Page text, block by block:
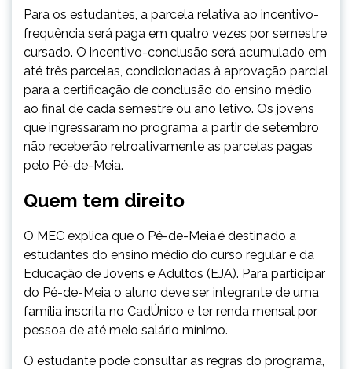
Para os estudantes, a parcela relativa ao incentivo-
frequência será paga em quatro vezes por semestre
cursado. O incentivo-conclusão será acumulado em
até três parcelas, condicionadas à aprovação parcial
para a certificação de conclusão do ensino médio
ao final de cada semestre ou ano letivo. Os jovens
que ingressaram no programa a partir de setembro
não receberão retroativamente as parcelas pagas
pelo Pé-de-Meia.
Quem tem direito
O MEC explica que o Pé-de-Meia é destinado a
estudantes do ensino médio do curso regular e da
Educação de Jovens e Adultos (EJA). Para participar
do Pé-de-Meia o aluno deve ser integrante de uma
família inscrita no CadÚnico e ter renda mensal por
pessoa de até meio salário mínimo.
O estudante pode consultar as regras do programa,